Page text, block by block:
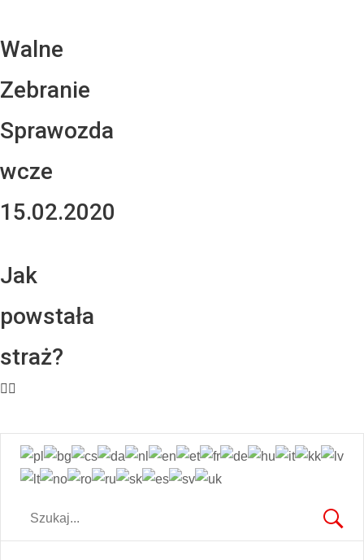
Walne
Zebranie
Sprawozda
wcze
15.02.2020
Jak
powstała
straż?